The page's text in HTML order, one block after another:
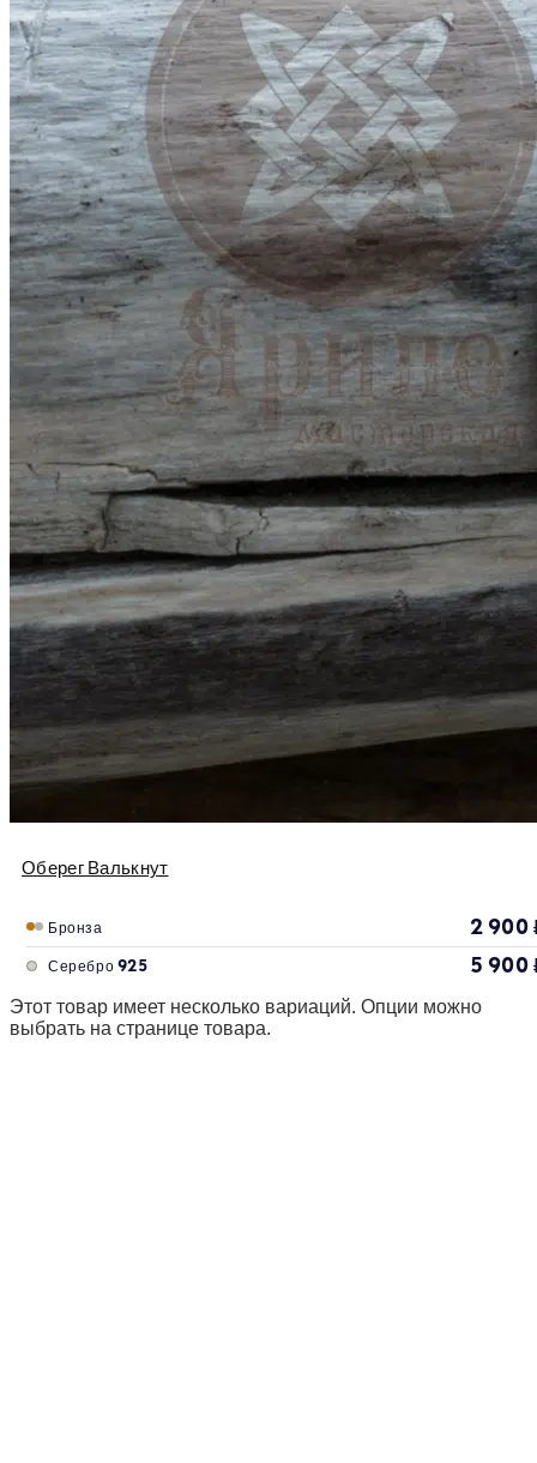
Оберег Валькнут
Бронза 2 900
Серебро 925 5 900
Этот товар имеет несколько вариаций. Опции можно
выбрать на странице товара.